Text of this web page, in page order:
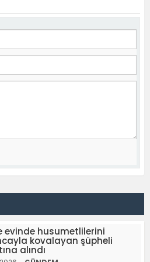
evinde husumetlilerini
kovalayan şüpheli
alındı